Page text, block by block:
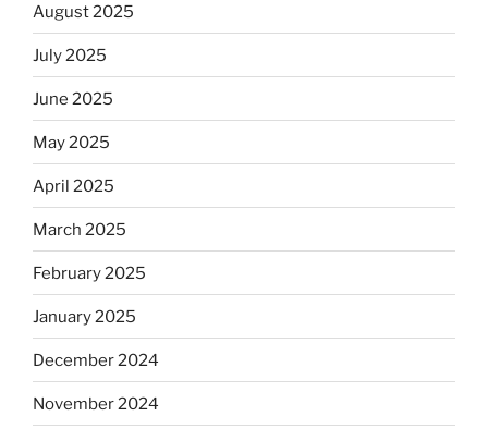
August 2025
July 2025
June 2025
May 2025
April 2025
March 2025
February 2025
January 2025
December 2024
November 2024